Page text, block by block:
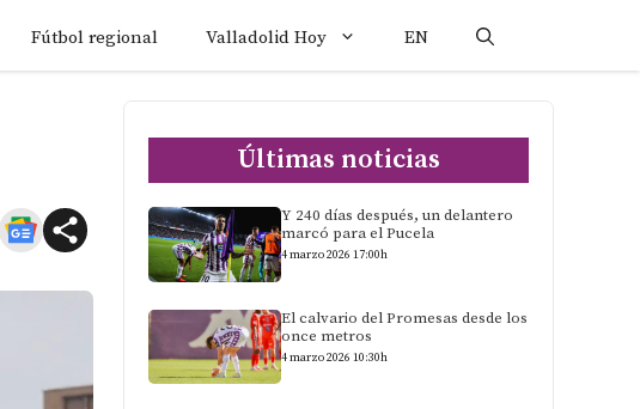
Fútbol regional Valladolid Hoy EN
Últimas noticias
Y 240 días después, un delantero
marcó para el Pucela
4 marzo 2026 17:00h
El calvario del Promesas desde los
once metros
4 marzo 2026 10:30h